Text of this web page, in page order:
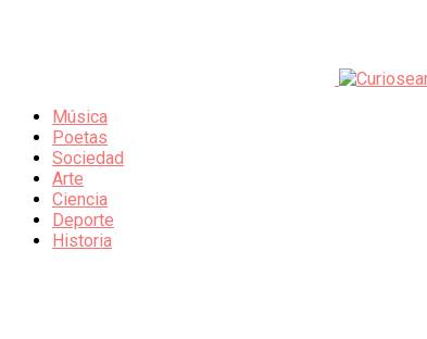
Música
Poetas
Sociedad
Arte
Ciencia
Deporte
Historia